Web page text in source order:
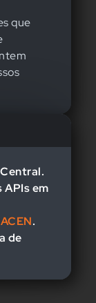
que
APIs em
.
de